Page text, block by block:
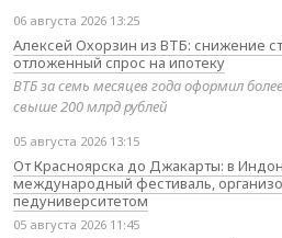
06 августа 2026 13:25
Алексей Охорзин из ВТБ: снижение
отложенный спрос на ипотеку
ВТБ за семь месяцев года оформил
свыше 200 млрд рублей
05 августа 2026 13:15
От Красноярска до Джакарты: в
международный фестиваль,
педуниверситетом
05 августа 2026 11:45